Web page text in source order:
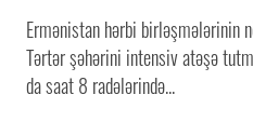
Ermənistan hərbi birləşmələrinin
Tərtər şəhərini intensiv atəşə
da saat 8 radələrində...